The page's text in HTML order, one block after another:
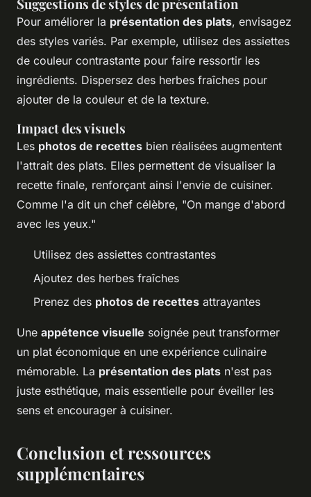
Suggestions de styles de présentation
Pour améliorer la présentation des plats, envisagez
des styles variés. Par exemple, utilisez des assiettes
de couleur contrastante pour faire ressortir les
ingrédients. Dispersez des herbes fraîches pour
ajouter de la couleur et de la texture.
Impact des visuels
Les photos de recettes bien réalisées augmentent
l'attrait des plats. Elles permettent de visualiser la
recette finale, renforçant ainsi l'envie de cuisiner.
Comme l'a dit un chef célèbre, "On mange d'abord
avec les yeux."
Utilisez des assiettes contrastantes
Ajoutez des herbes fraîches
Prenez des photos de recettes attrayantes
Une appétence visuelle soignée peut transformer
un plat économique en une expérience culinaire
mémorable. La présentation des plats n'est pas
juste esthétique, mais essentielle pour éveiller les
sens et encourager à cuisiner.
Conclusion et ressources
supplémentaires